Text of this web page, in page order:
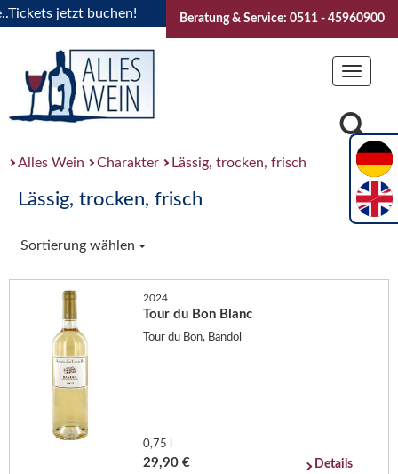
jetzt buchen! "Das Sommerfest 2026" Vive la
Beratung & Service: 0511 - 45960900
Toggle
Alles Wein Charakter Lässig, trocken, frisch
Lässig, trocken, frisch
Sortierung wählen
2024
Tour du Bon Blanc
Tour du Bon, Bandol
0,75 l
29,90 € Details